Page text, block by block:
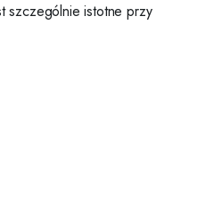
szczególnie istotne przy